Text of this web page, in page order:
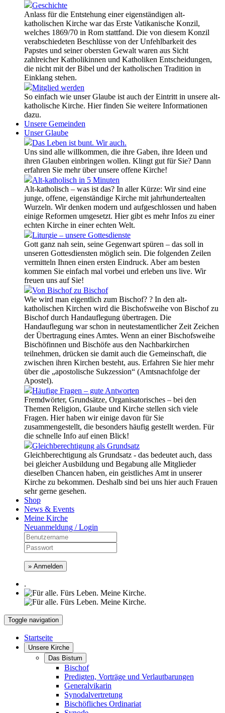
Geschichte
Anlass für die Entstehung einer eigenständigen alt-
katholischen Kirche war das Erste Vatikanische Konzil,
welches 1869/70 in Rom stattfand. Die von diesem Konzil
verabschiedeten Beschlüsse von der Unfehlbarkeit des
Papstes und seiner obersten Gewalt waren aus Sicht
zahlreicher Katholikinnen und Katholiken Entscheidungen,
die nicht mit der Bibel und der katholischen Tradition in
Einklang stehen.
Mitglied werden
So einfach wie unser Glaube ist auch der Eintritt in unsere alt-
katholische Kirche. Hier finden Sie weitere Informationen
dazu.
Unsere Gemeinden
Unser Glaube
Das Leben ist bunt. Wir auch.
Uns sind alle willkommen, die ihre Gaben, ihre Ideen und
ihren Glauben einbringen wollen. Klingt gut für Sie? Dann
erfahren Sie mehr über unsere offene Kirche!
Alt-katholisch in 5 Minuten
Alt-katholisch – was ist das? In aller Kürze: Wir sind eine
junge, offene, eigenständige Kirche mit jahrhundertealten
Wurzeln. Wir denken modern und aufgeschlossen und haben
einige Reformen umgesetzt. Hier gibt es mehr Infos zu einer
echten Kirche in einer echten Welt.
Liturgie – unsere Gottesdienste
Gott ganz nah sein, seine Gegenwart spüren – das soll in
unseren Gottesdiensten möglich sein. Die folgenden Zeilen
vermitteln Ihnen einen ersten Eindruck. Aber am besten
kommen Sie einfach mal vorbei und erleben uns live. Wir
freuen uns auf Sie!
Von Bischof zu Bischof
Wie wird man eigentlich zum Bischof? ? In den alt-
katholischen Kirchen wird die Bischofsweihe von Bischof zu
Bischof durch Handauflegung übertragen. Die
Handauflegung war schon in neutestamentlicher Zeit Zeichen
der Übertragung eines Amtes. Wenn an einer Bischofsweihe
Bischöfinnen und Bischöfe aus den Nachbarkirchen
teilnehmen, drücken sie damit auch die Gemeinschaft, die
zwischen ihren Kirchen besteht, aus. Erfahren Sie hier mehr
über die „apostolische Sukzession“ (Amtsnachfolge der
Apostel).
Häufige Fragen – gute Antworten
Fremdwörter, Grundsätze, Organisatorisches – bei den
Themen Religion, Glaube und Kirche stellen sich viele
Fragen. Hier haben wir einige davon für Sie
zusammengestellt, die besonders häufig gestellt werden. Für
die schnelle Info auf einen Blick!
Gleichberechtigung als Grundsatz
Gleichberechtigung als Grundsatz - das bedeutet auch, dass
bei gleicher Ausbildung und Begabung alle Mitglieder
dieselben Chancen haben, ein geistliches Amt in unserer
Kirche zu bekommen. Deshalb sind bei uns hier auch Frauen
sehr gerne gesehen.
Shop
News & Events
Meine Kirche
Neuanmeldung / Login
» Anmelden
.
Toggle navigation
Startseite
Unsere Kirche
Das Bistum
Bischof
Predigten, Vorträge und Verlautbarungen
Generalvikarin
Synodalvertretung
Bischöfliches Ordinariat